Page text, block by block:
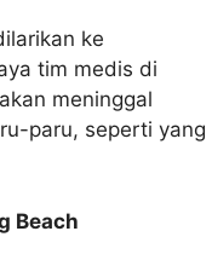
ke
tim medis di
meninggal
paru, seperti yang
Beach